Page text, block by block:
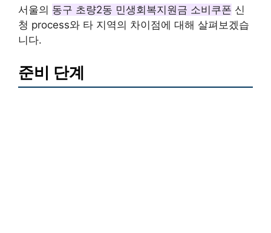
서울의 동구 초량2동 민생회복지원금 소비쿠폰 신
청 process와 타 지역의 차이점에 대해 살펴보겠습
니다.
준비 단계